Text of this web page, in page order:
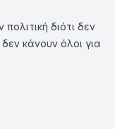
διότι δεν
κάνουν όλοι για